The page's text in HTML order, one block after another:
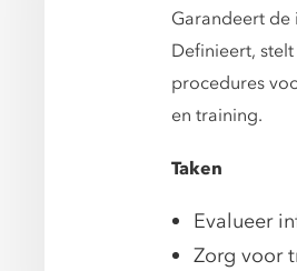
Garandeert
Definieert,
procedures
en training.
Taken
Evalueer
Zorg voor